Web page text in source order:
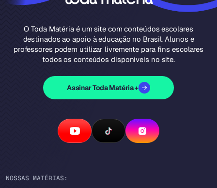
O Toda Matéria é um site com conteúdos escolares
destinados ao apoio à educação no Brasil. Alunos e
professores podem utilizar livremente para fins escolares
todos os conteúdos disponíveis no site.
Assinar Toda Matéria +
NOSSAS MATÉRIAS: